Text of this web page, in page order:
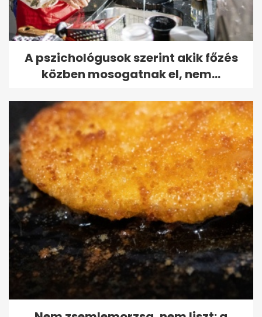
A pszichológusok szerint akik főzés
közben mosogatnak el, nem...